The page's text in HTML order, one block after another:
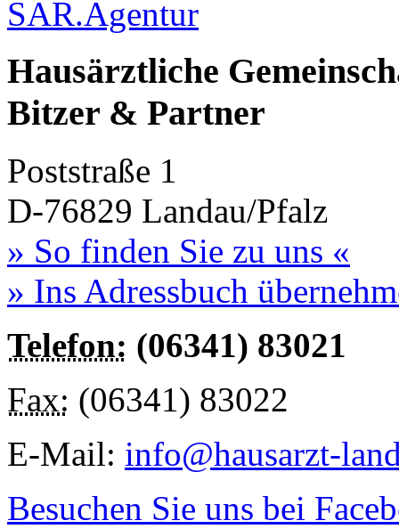
SAR.Agentur
Hausärztliche
Bitzer & Partner
Poststraße 1
D-76829 Landau/Pfalz
» So finden Sie zu uns «
» Ins Adressbuch
Telefon: (06341) 83021
Fax: (06341) 83022
E-Mail: info@hausarzt-
Besuchen Sie uns bei